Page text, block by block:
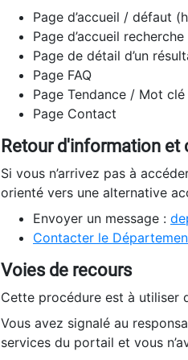
Page d’accueil / défaut
Page d’accueil
Page de détail d’un
Page FAQ
Page Tendance / Mot clé
Page Contact
Retour d'information et
Si vous n’arrivez pas à
orienté vers une alternative
Envoyer un message :
Contacter le
Voies de recours
Cette procédure est à utiliser
Vous avez signalé au
services du portail et vous